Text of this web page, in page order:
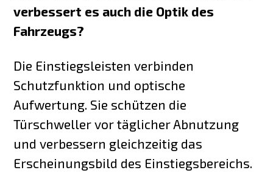
verbessert es auch die Optik des
Fahrzeugs?
Die Einstiegsleisten verbinden
Schutzfunktion und optische
Aufwertung. Sie schützen die
Türschweller vor täglicher Abnutzung
und verbessern gleichzeitig das
Erscheinungsbild des Einstiegsbereichs.